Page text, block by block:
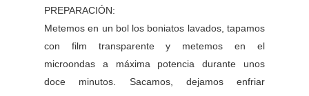
PREPARACIÓN:
Metemos en un bol los boniatos lavados, tapamos
con film transparente y metemos en el
microondas a máxima potencia durante unos
doce minutos. Sacamos, dejamos enfriar